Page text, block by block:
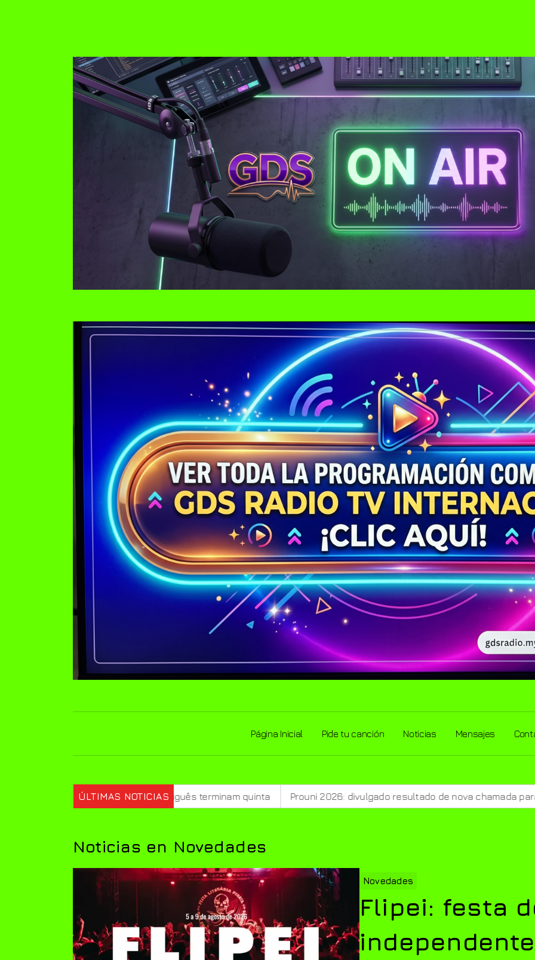
Página Inicial Pide tu canción Noticias Mensajes
ÚLTIMAS NOTICIAS
em português terminam quinta Prouni 2026: divulgado resultado de nova chamada para o 2º semestre
Noticias en Novedades
Novedades
Flipei: festa